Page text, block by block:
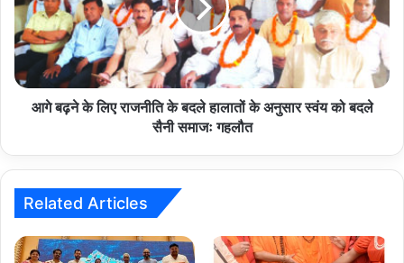
राजनीति
के
बदले
के
अनुसार
समाजः
गहलौत
आगे बढ़ने के लिए राजनीति के बदले हालातों के अनुसार स्वंय को बदले
सैनी समाजः गहलौत
Related Articles